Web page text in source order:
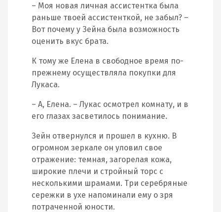
– Моя новая личная ассистентка была
раньше твоей ассистенткой, не забыл? –
Вот почему у Зейна была возможность
оценить вкус брата.
К тому же Елена в свободное время по-
прежнему осуществляла покупки для
Лукаса.
– А, Елена. – Лукас осмотрел комнату, и в
его глазах засветилось понимание.
Зейн отвернулся и прошел в кухню. В
огромном зеркале он уловил свое
отражение: темная, загорелая кожа,
широкие плечи и стройный торс с
несколькими шрамами. Три серебряные
сережки в ухе напоминали ему о зря
потраченной юности.